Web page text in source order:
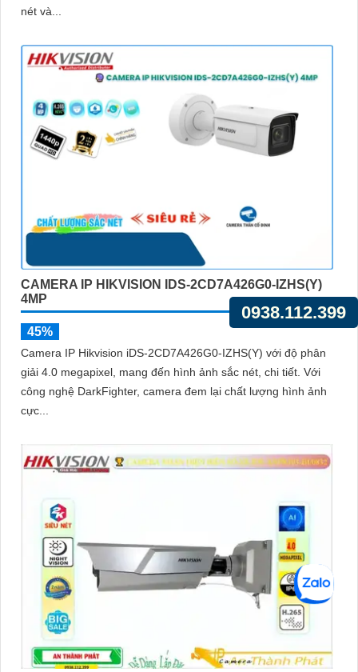
nét và...
CAMERA IP HIKVISION IDS-2CD7A426G0-IZHS(Y)
4MP
45%
Camera IP Hikvision iDS-2CD7A426G0-IZHS(Y) với độ phân
giải 4.0 megapixel, mang đến hình ảnh sắc nét, chi tiết. Với
công nghệ DarkFighter, camera đem lại chất lượng hình ảnh
cực...
0938.112.399